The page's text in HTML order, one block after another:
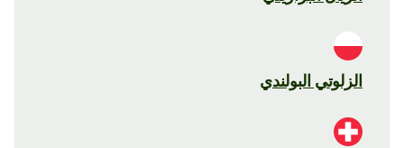
الزلوتي البولندي